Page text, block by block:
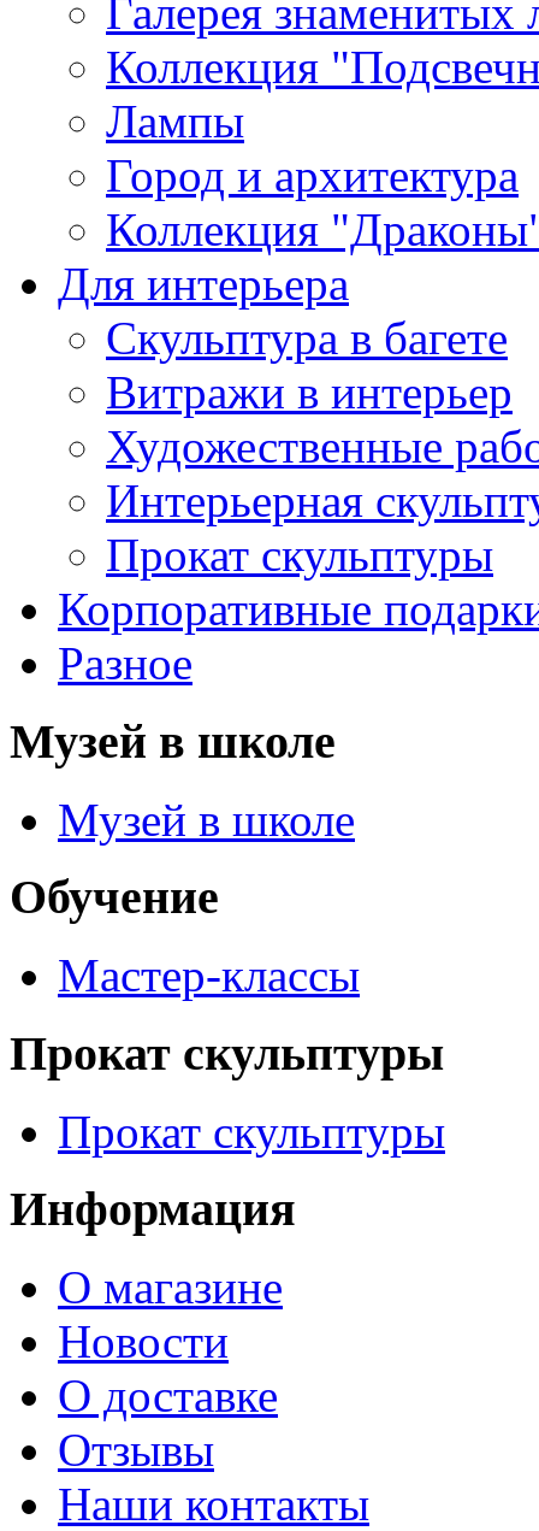
Галерея знаменитых
Коллекция
Лампы
Город и архитектура
Коллекция
Для интерьера
Скульптура в багете
Витражи в интерьер
Художественные
Интерьерная
Прокат скульптуры
Корпоративные
Разное
Музей в школе
Музей в школе
Обучение
Мастер-классы
Прокат скульптуры
Прокат скульптуры
Информация
О магазине
Новости
О доставке
Отзывы
Наши контакты